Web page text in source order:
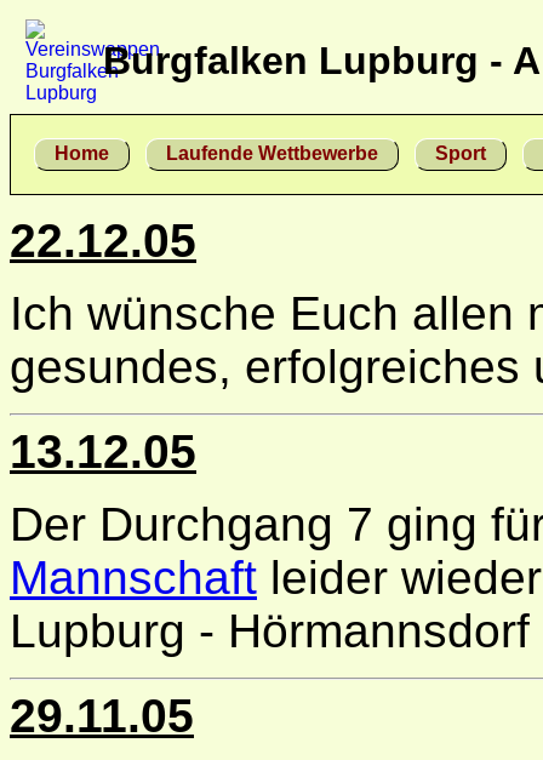
Burgfalken Lupburg -
Home Laufende Wettbewerbe Sport
22.12.05
Ich wünsche Euch allen
gesundes, erfolgreiches
13.12.05
Der Durchgang 7 ging
Mannschaft leider
Lupburg -
29.11.05